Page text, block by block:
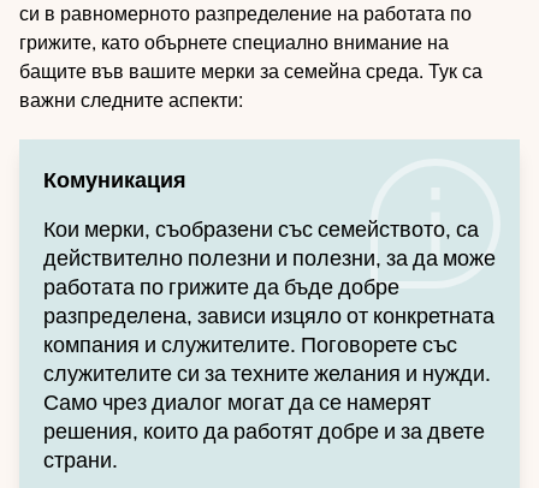
си в равномерното разпределение на работата по
грижите, като обърнете специално внимание на
бащите във вашите мерки за семейна среда. Тук са
важни следните аспекти:
Комуникация
Кои мерки, съобразени със семейството, са
действително полезни и полезни, за да може
работата по грижите да бъде добре
разпределена, зависи изцяло от конкретната
компания и служителите. Поговорете със
служителите си за техните желания и нужди.
Само чрез диалог могат да се намерят
решения, които да работят добре и за двете
страни.